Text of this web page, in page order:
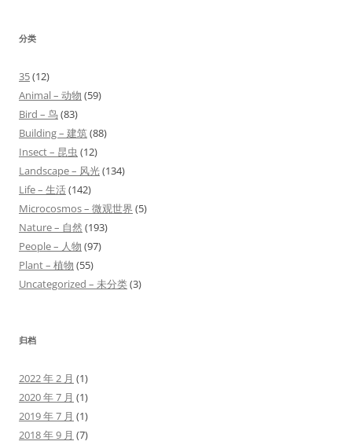
分类
35(12)
Animal – 动物 (59)
Bird – 鸟(83)
Building – 建筑(88)
Insect – 昆虫 (12)
Landscape – 风光(134)
Life – 生活(142)
Microcosmos – 微观世界 (5)
Nature – 自然 (193)
People – 人物 (97)
Plant – 植物 (55)
Uncategorized – 未分类(3)
归档
2022 年 2 月 (1)
2020 年 7 月 (1)
2019 年 7 月 (1)
2018 年 9 月 (7)